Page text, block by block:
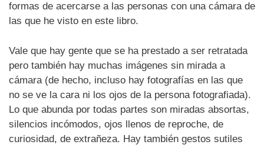
formas de acercarse a las personas con una cámara de
las que he visto en este libro.
Vale que hay gente que se ha prestado a ser retratada
pero también hay muchas imágenes sin mirada a
cámara (de hecho, incluso hay fotografías en las que
no se ve la cara ni los ojos de la persona fotografiada).
Lo que abunda por todas partes son miradas absortas,
silencios incómodos, ojos llenos de reproche, de
curiosidad, de extrañeza. Hay también gestos sutiles